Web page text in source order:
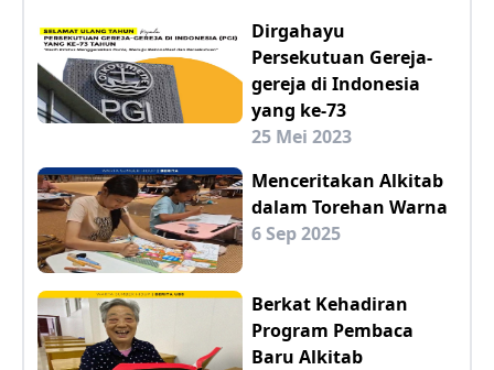
Dirgahayu
Persekutuan Gereja-
gereja di Indonesia
yang ke-73
25 Mei 2023
Menceritakan Alkitab
dalam Torehan Warna
6 Sep 2025
Berkat Kehadiran
Program Pembaca
Baru Alkitab